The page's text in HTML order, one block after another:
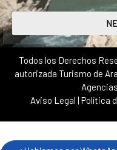
Todos los Derechos
autorizada Turismo de
Aviso Legal | Política